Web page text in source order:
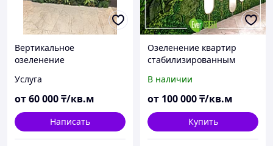
Вертикальное
озеленение
материалом премиум
качества
Услуга
от60 000₸/кв.м
Написать
Озеленение квартир
стабилизированным
В наличии
от 100 000₸/кв.м
Купить